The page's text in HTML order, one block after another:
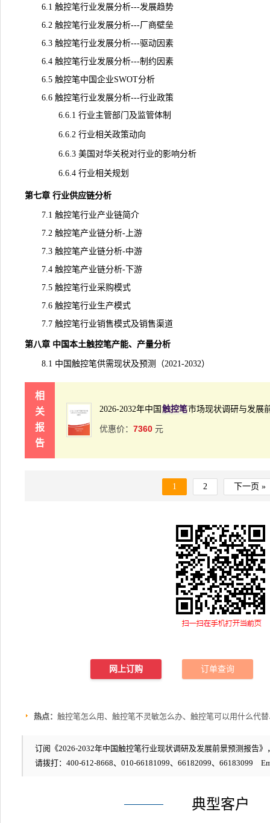
6.1 触控笔行业发展分析---发展趋势
6.2 触控笔行业发展分析---厂商壁垒
6.3 触控笔行业发展分析---驱动因素
6.4 触控笔行业发展分析---制约因素
6.5 触控笔中国企业SWOT分析
6.6 触控笔行业发展分析---行业政策
6.6.1 行业主管部门及监管体制
6.6.2 行业相关政策动向
6.6.3 美国对华关税对行业的影响分析
6.6.4 行业相关规划
第七章 行业供应链分析
7.1 触控笔行业产业链简介
7.2 触控笔产业链分析-上游
7.3 触控笔产业链分析-中游
7.4 触控笔产业链分析-下游
7.5 触控笔行业采购模式
7.6 触控笔行业生产模式
7.7 触控笔行业销售模式及销售渠道
第八章 中国本土触控笔产能、产量分析
8.1 中国触控笔供需现状及预测（2021-2032）
相
关
报
告
2026-2032年中国 触控笔市场现状调研与发展
优惠价： 7360 元
1 2 下一页 »
网上订购 订单查询
热点： 触控笔怎么用、触控笔不灵敏怎么办、触控笔可以用什么代
订阅《2026-2032年中国触控笔行业现状调研及发展前景预测报告》
请拨打：400-612-8668、010-66181099、66182099、66183099
典型客户